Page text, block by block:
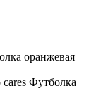
оранжевая
Футболка